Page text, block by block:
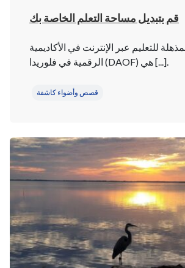
قم بتبديل مساحة التعلم الخاصة بك
للتعليم عبر الإنترنت في الأكاديمية
الرقمية في فلوريدا (DAOF) هي [...].
قصص وأضواء كاشفة